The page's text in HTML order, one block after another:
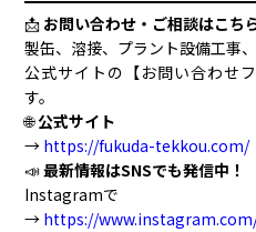
📩 お問い合わせ・ご相談はこち
製缶、溶接、プラント設備工事
公式サイトの【お問い合わせ
す。
🌐公式サイト
→ https://fukuda-tekkou.com/
📣最新情報はSNSでも発信中！
Instagramで
→ https://